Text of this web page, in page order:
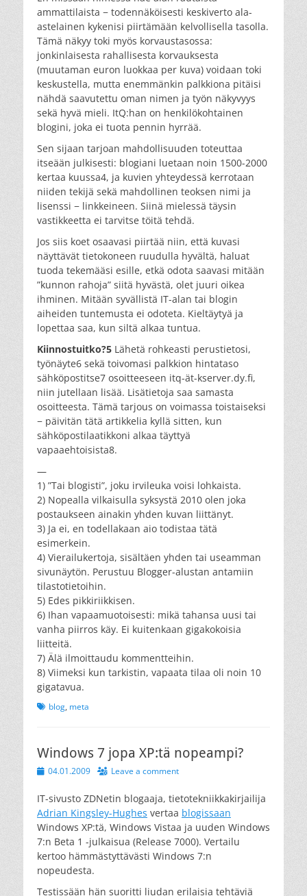
ammattilaista − todennäköisesti keskiverto ala-
astelainen kykenisi piirtämään kelvollisella tasolla.
Tämä näkyy toki myös korvaustasossa:
jonkinlaisesta rahallisesta korvauksesta
(muutaman euron luokkaa per kuva) voidaan toki
keskustella, mutta enemmänkin palkkiona pitäisi
nähdä saavutettu oman nimen ja työn näkyvyys
sekä hyvä mieli. ItQ:han on henkilökohtainen
blogini, joka ei tuota pennin hyrrää.
Sen sijaan tarjoan mahdollisuuden toteuttaa
itseään julkisesti: blogiani luetaan noin 1500-2000
kertaa kuussa4, ja kuvien yhteydessä kerrotaan
niiden tekijä sekä mahdollinen teoksen nimi ja
lisenssi − linkkeineen. Siinä mielessä täysin
vastikkeetta ei tarvitse töitä tehdä.
Jos siis koet osaavasi piirtää niin, että kuvasi
näyttävät tietokoneen ruudulla hyvältä, haluat
tuoda tekemääsi esille, etkä odota saavasi mitään
”kunnon rahoja” siitä hyvästä, olet juuri oikea
ihminen. Mitään syvällistä IT-alan tai blogin
aiheiden tuntemusta ei odoteta. Kieltäytyä ja
lopettaa saa, kun siltä alkaa tuntua.
Kiinnostuitko?5 Lähetä rohkeasti perustietosi,
työnäyte6 sekä toivomasi palkkion hintataso
sähköpostitse7 osoitteeseen itq-ät-kserver.dy.fi,
niin jutellaan lisää. Lisätietoja saa samasta
osoitteesta. Tämä tarjous on voimassa toistaiseksi
− päivitän tätä artikkelia kyllä sitten, kun
sähköpostilaatikkoni alkaa täyttyä
vapaaehtoisista8.
—
1) ”Tai blogisti”, joku irvileuka voisi lohkaista.
2) Nopealla vilkaisulla syksystä 2010 olen joka
postaukseen ainakin yhden kuvan liittänyt.
3) Ja ei, en todellakaan aio todistaa tätä
esimerkein.
4) Vierailukertoja, sisältäen yhden tai useamman
sivunäytön. Perustuu Blogger-alustan antamiin
tilastotietoihin.
5) Edes pikkiriikkisen.
6) Ihan vapaamuotoisesti: mikä tahansa uusi tai
vanha piirros käy. Ei kuitenkaan gigakokoisia
liitteitä.
7) Älä ilmoittaudu kommentteihin.
8) Viimeksi kun tarkistin, vapaata tilaa oli noin 10
gigatavua.
Tagsblog, meta
Windows 7 jopa XP:tä nopeampi?
Posted
04.01.2009 Leave a comment
IT-sivusto ZDNetin blogaaja, tietotekniikkakirjailija
Adrian Kingsley-Hughes vertaa blogissaan
Windows XP:tä, Windows Vistaa ja uuden Windows
7:n Beta 1 -julkaisua (Release 7000). Vertailu
kertoo hämmästyttävästi Windows 7:n
nopeudesta.
Testissään hän suoritti liudan erilaisia tehtäviä